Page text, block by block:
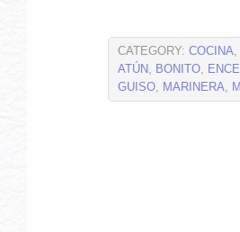
CATEGORY: COCINA,
ATÚN, BONITO,
GUISO, MARINERA,